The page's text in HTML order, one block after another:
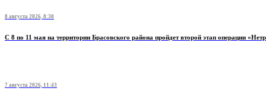
8 августа 2026, 8:30
С 8 по 11 мая на территории Брасовского района пройдет второй этап операции
7 августа 2026, 11:43